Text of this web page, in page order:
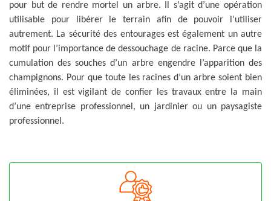
pour but de rendre mortel un arbre. Il s’agit d’une opération
utilisable pour libérer le terrain afin de pouvoir l’utiliser
autrement. La sécurité des entourages est également un autre
motif pour l’importance de dessouchage de racine. Parce que la
cumulation des souches d’un arbre engendre l’apparition des
champignons. Pour que toute les racines d’un arbre soient bien
éliminées, il est vigilant de confier les travaux entre la main
d’une entreprise professionnel, un jardinier ou un paysagiste
professionnel.